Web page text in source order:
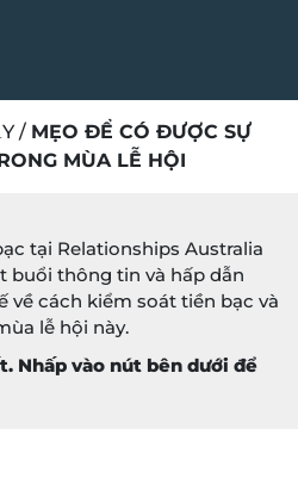
/ MẸO ĐỂ CÓ ĐƯỢC SỰ
MÙA LỄ HỘI
tại Relationships Australia
buổi thông tin và hấp dẫn
về cách kiểm soát tiền bạc và
lễ hội này.
Nhấp vào nút bên dưới để